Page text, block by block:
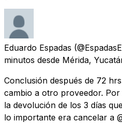
Eduardo Espadas
minutos desde Mérida,
Conclusión después de 72
cambio a otro proveedor.
la devolución de los 3 días
lo importante era cancelar a